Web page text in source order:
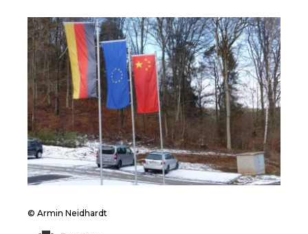
© Armin Neidhardt